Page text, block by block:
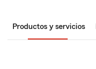
Productos y servicios